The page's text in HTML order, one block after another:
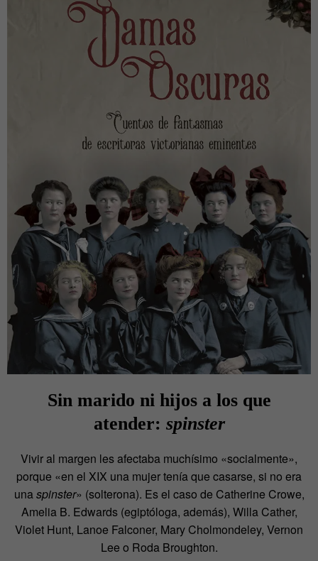
Sin marido ni hijos a los que
atender: spinster
Vivir al margen les afectaba muchísimo «socialmente»,
porque «en el XIX una mujer tenía que casarse, si no era
unaspinster» (solterona). Es el caso de Catherine Crowe,
Amelia B. Edwards (egiptóloga, además), Willa Cather,
Violet Hunt, Lanoe Falconer, Mary Cholmondeley, Vernon
Lee o Roda Broughton.